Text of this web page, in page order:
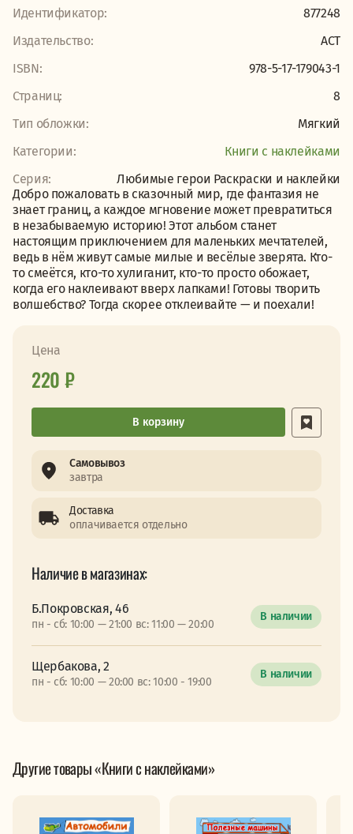
Идентификатор:
877248
Издательство:
АСТ
ISBN:
978-5-17-179043-1
Страниц:
8
Тип обложки:
Мягкий
Категории:
Книги с наклейками
Серия:
Любимые герои Раскраски и наклейки
Добро пожаловать в сказочный мир, где фантазия не
знает границ, а каждое мгновение может превратиться
в незабываемую историю! Этот альбом станет
настоящим приключением для маленьких мечтателей,
ведь в нём живут самые милые и весёлые зверята. Кто-
то смеётся, кто-то хулиганит, кто-то просто обожает,
когда его наклеивают вверх лапками! Готовы творить
волшебство? Тогда скорее отклеивайте — и поехали!
Цена
220 ₽
В корзину
Самовывоз
завтра
Доставка
оплачивается отдельно
Наличие в магазинах:
Б.Покровская, 46
пн - сб: 10:00 — 21:00 вс: 11:00 — 20:00
В наличии
Щербакова, 2
пн - сб: 10:00 — 20:00 вс: 10:00 - 19:00
В наличии
Другие товары «Книги с наклейками»